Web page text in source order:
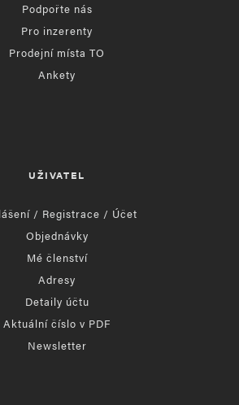
Podpořte nás
Pro inzerenty
Prodejní místa TO
Ankety
UŽIVATEL
/ Registrace / Účet
Objednávky
Mé členství
Adresy
Detaily účtu
Aktuální číslo v PDF
Newsletter